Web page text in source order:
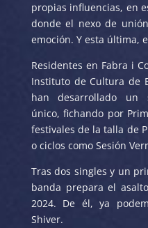
propias influencias, en
donde el nexo de
emoción. Y esta última,
Residentes en Fabra i
Instituto de Cultura de
han desarrollado un
único, fichando por
festivales de la talla de
o ciclos como Sesión
Tras dos singles y un
banda prepara el
2024. De él, ya
Shiver.